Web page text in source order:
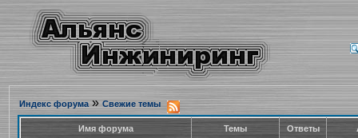
Индекс форума» Свежие темы
Имя форума Темы Ответы